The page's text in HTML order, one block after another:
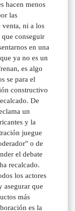
hacen menos
las
venta, ni a los
que conseguir
en una
ya no es un
es algo
se para el
constructivo
De
un
y la
juegue
o de
el debate
recalcado.
los actores
asegurar que
más
es la